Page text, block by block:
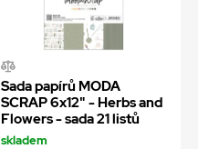
Sada papírů MODA
SCRAP 6x12" - Herbs and
Flowers - sada 21 listů
skladem